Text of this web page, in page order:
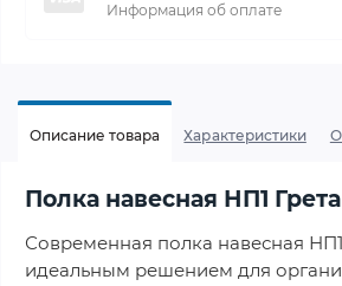
Информация об оплате
Описание товара Характеристики
Полка навесная НП1 Грета
Современная полка навесная
идеальным решением для